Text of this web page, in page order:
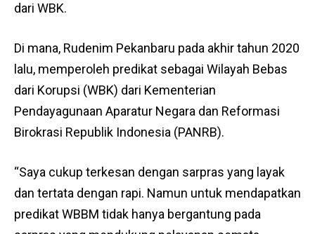
dari WBK.
Di mana, Rudenim Pekanbaru pada akhir tahun 2020
lalu, memperoleh predikat sebagai Wilayah Bebas
dari Korupsi (WBK) dari Kementerian
Pendayagunaan Aparatur Negara dan Reformasi
Birokrasi Republik Indonesia (PANRB).
“Saya cukup terkesan dengan sarpras yang layak
dan tertata dengan rapi. Namun untuk mendapatkan
predikat WBBM tidak hanya bergantung pada